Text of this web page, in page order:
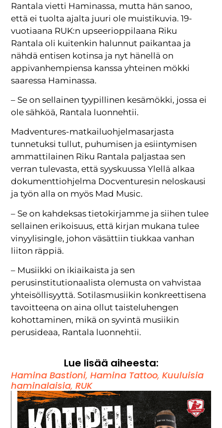
Rantala vietti Haminassa, mutta hän sanoo,
että ei tuolta ajalta juuri ole muistikuvia. 19-
vuotiaana RUK:n upseerioppilaana Riku
Rantala oli kuitenkin halunnut paikantaa ja
nähdä entisen kotinsa ja nyt hänellä on
appivanhempiensa kanssa yhteinen mökki
saaressa Haminassa.
– Se on sellainen tyypillinen kesämökki, jossa ei
ole sähköä, Rantala luonnehtii.
Madventures-matkailuohjelmasarjasta
tunnetuksi tullut, puhumisen ja esiintymisen
ammattilainen Riku Rantala paljastaa sen
verran tulevasta, että syyskuussa Ylellä alkaa
dokumenttiohjelma Docventuresin neloskausi
ja työn alla on myös Mad Music.
– Se on kahdeksas tietokirjamme ja siihen tulee
sellainen erikoisuus, että kirjan mukana tulee
vinyylisingle, johon väsättiin tiukkaa vanhan
liiton räppiä.
– Musiikki on ikiaikaista ja sen
perusinstitutionaalista olemusta on vahvistaa
yhteisöllisyyttä. Sotilasmusiikin konkreettisena
tavoitteena on aina ollut taisteluhengen
kohottaminen, mikä on syvintä musiikin
perusideaa, Rantala luonnehtii.
Lue lisää aiheesta:
Hamina Bastioni,Hamina Tattoo,Kuuluisia
haminalaisia,RUK